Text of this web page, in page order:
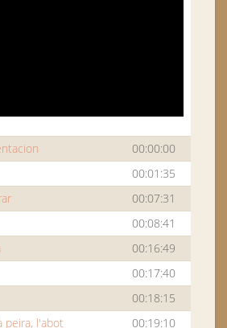
00:00:00
00:01:35
00:07:31
00:08:41
00:16:49
00:17:40
00:18:15
peira, l'abot
00:19:10